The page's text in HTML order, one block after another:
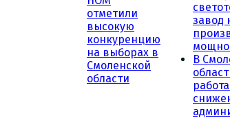
отметили
высокую
конкуренцию
на выборах в
Смоленской
области
завод
В